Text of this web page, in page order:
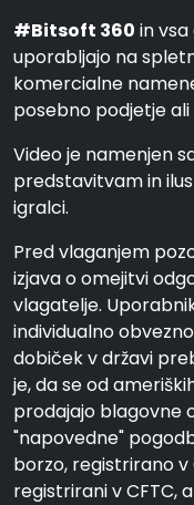
#Bitsoft 360 in
uporabljajo na
komercialne
posebno podjetje
Video je namenjen
predstavitvam in
igralci.
Pred vlaganjem
izjava o omejitvi
vlagatelje.
individualno
dobiček v državi
je, da se od
prodajajo blagovne
"napovedne"
borzo, registrirano v
registrirani v CFTC,